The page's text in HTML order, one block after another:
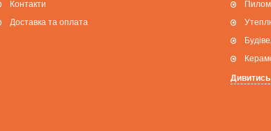
Контакти
Доставка та оплата